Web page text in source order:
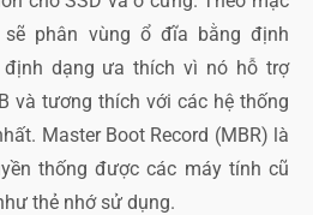
sẽ phân vùng ổ đĩa bằng định
định dạng ưa thích vì nó hỗ trợ
và tương thích với các hệ thống
Master Boot Record (MBR) là
thống được các máy tính cũ
thẻ nhớ sử dụng.